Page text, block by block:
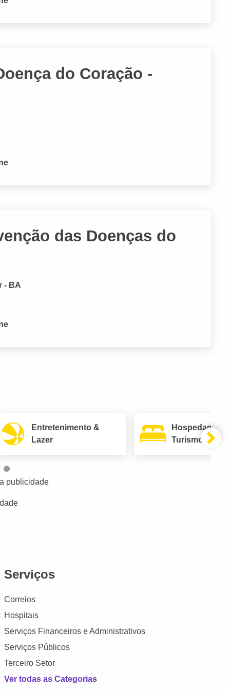
do Coração -
das Doenças do
- BA
Entretenimento &
Lazer
Hospedagem
Turismo
publicidade
Serviços
Correios
Hospitais
Serviços Financeiros e Administrativos
Serviços Públicos
Terceiro Setor
Ver todas as Categorias